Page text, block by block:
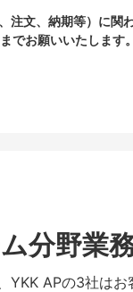
注文、納期等）に関
までお願いいたします。
分野業
YKK APの3社は